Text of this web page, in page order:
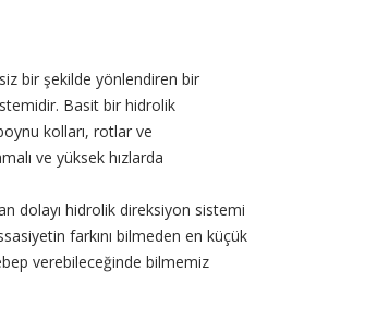
bir şekilde yönlendiren bir
Basit bir hidrolik
kolları, rotlar ve
ve yüksek hızlarda
dolayı hidrolik direksiyon sistemi
farkını bilmeden en küçük
verebileceğinde bilmemiz